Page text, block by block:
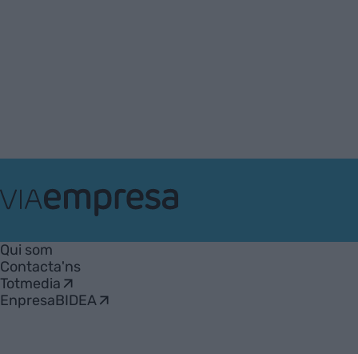
Empresa
Qui som
Contacta'ns
Totmedia
EnpresaBIDEA